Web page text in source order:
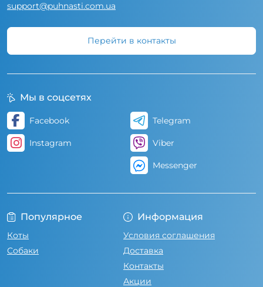
support@puhnasti.com.ua
Перейти в контакты
Популярное
Коты
Собаки
Информация
Условия соглашения
Доставка
Контакты
Акции
Мы в соцсетях
Facebook
Instagram
Telegram
Viber
Messenger